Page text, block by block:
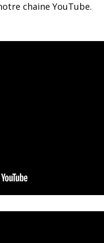
chaine YouTube.